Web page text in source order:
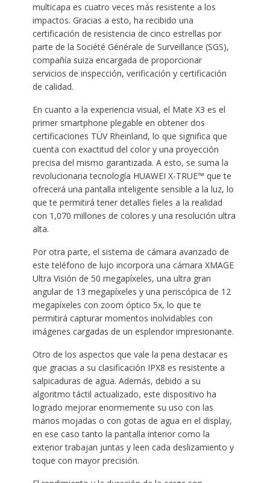
multicapa es cuatro veces más resistente a los
impactos. Gracias a esto, ha recibido una
certificación de resistencia de cinco estrellas por
parte de la Société Générale de Surveillance (SGS),
compañía suiza encargada de proporcionar
servicios de inspección, verificación y certificación
de calidad.
En cuanto a la experiencia visual, el Mate X3 es el
primer smartphone plegable en obtener dos
certificaciones TÜV Rheinland, lo que significa que
cuenta con exactitud del color y una proyección
precisa del mismo garantizada. A esto, se suma la
revolucionaria tecnología HUAWEI X-TRUE™ que te
ofrecerá una pantalla inteligente sensible a la luz, lo
que te permitirá tener detalles fieles a la realidad
con 1,070 millones de colores y una resolución ultra
alta.
Por otra parte, el sistema de cámara avanzado de
este teléfono de lujo incorpora una cámara XMAGE
Ultra Visión de 50 megapíxeles, una ultra gran
angular de 13 megapíxeles y una periscópica de 12
megapíxeles con zoom óptico 5x, lo que te
permitirá capturar momentos inolvidables con
imágenes cargadas de un esplendor impresionante.
Otro de los aspectos que vale la pena destacar es
que gracias a su clasificación IPX8 es resistente a
salpicaduras de agua. Además, debido a su
algoritmo táctil actualizado, este dispositivo ha
logrado mejorar enormemente su uso con las
manos mojadas o con gotas de agua en el display,
en ese caso tanto la pantalla interior como la
exterior trabajan juntas y leen cada deslizamiento y
toque con mayor precisión.